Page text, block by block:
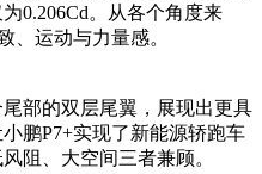
0.206Cd。从各个角度来
、运动与力量感。
部的双层尾翼，展现出更具
鹏P7+实现了新能源轿跑车
阻、大空间三者兼顾。